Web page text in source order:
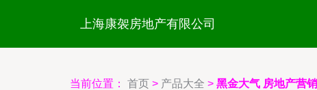
上海康袈房地产有限公司
当前位置： 首页 > 产品大全 > 黑金大气 房地产营